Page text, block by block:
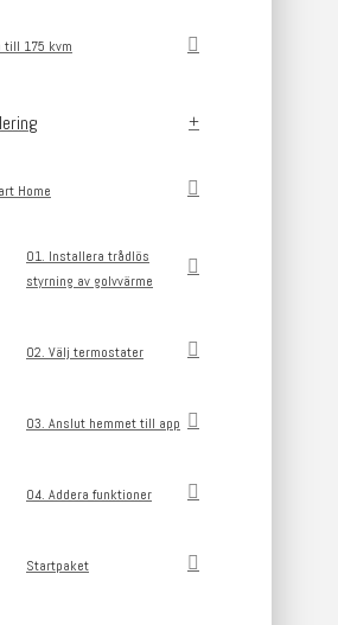
till 175 kvm
Home
01. Installera trådlös
styrning av golvvärme
02. Välj termostater
03. Anslut hemmet till app
04. Addera funktioner
Startpaket